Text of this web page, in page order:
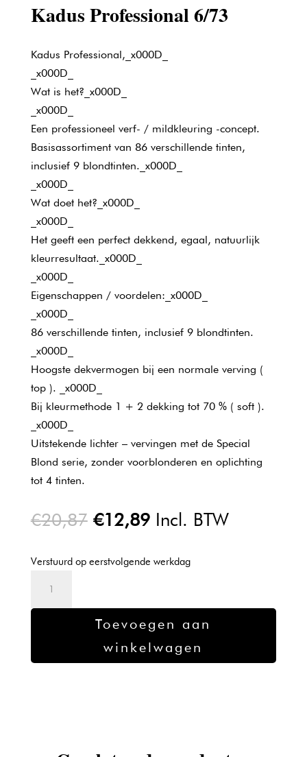
Kadus Professional 6/73
Kadus Professional,_x000D_
_x000D_
Wat is het?_x000D_
_x000D_
Een professioneel verf- / mildkleuring -concept.
Basisassortiment van 86 verschillende tinten,
inclusief 9 blondtinten._x000D_
_x000D_
Wat doet het?_x000D_
_x000D_
Het geeft een perfect dekkend, egaal, natuurlijk
kleurresultaat._x000D_
_x000D_
Eigenschappen / voordelen:_x000D_
_x000D_
86 verschillende tinten, inclusief 9 blondtinten.
_x000D_
Hoogste dekvermogen bij een normale verving (
top ). _x000D_
Bij kleurmethode 1 + 2 dekking tot 70 % ( soft ).
_x000D_
Uitstekende lichter – vervingen met de Special
Blond serie, zonder voorblonderen en oplichting
tot 4 tinten.
€20,87 Oorspronkelijke
was:
€20,87.
€12,89Huidige
is:
€12,89.
Incl. BTW
Verstuurd op eerstvolgende werkdag
Toevoegen aan
winkelwagen